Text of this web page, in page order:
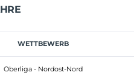
WETTBEWERB
Oberliga - Nordost-Nord